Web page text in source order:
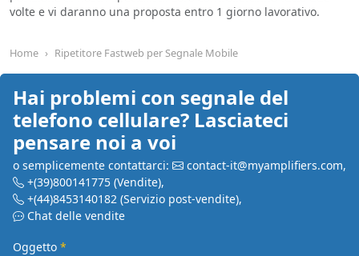
volte e vi daranno una proposta entro 1 giorno lavorativo.
Home Ripetitore Fastweb per Segnale Mobile
Hai problemi con segnale del
telefono cellulare? Lasciateci
pensare noi a voi
o semplicemente contattarci: contact-it@myamplifiers.com,
+(39)800141775 (Vendite),
+(44)8453140182 (Servizio post-vendite),
Chat delle vendite
Oggetto *